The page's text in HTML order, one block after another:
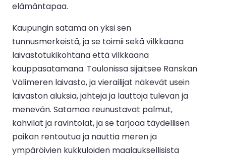
elämäntapaa.
Kaupungin satama on yksi sen
tunnusmerkeistä, ja se toimii sekä vilkkaana
laivastotukikohtana että vilkkaana
kauppasatamana. Toulonissa sijaitsee Ranskan
Välimeren laivasto, ja vierailijat näkevät usein
laivaston aluksia, jahteja ja lauttoja tulevan ja
menevän. Satamaa reunustavat palmut,
kahvilat ja ravintolat, ja se tarjoaa täydellisen
paikan rentoutua ja nauttia meren ja
ympäröivien kukkuloiden maalauksellisista